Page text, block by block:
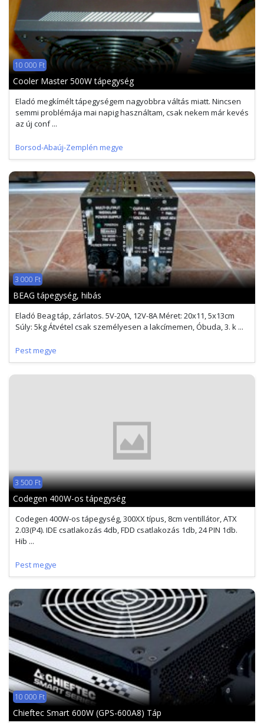
10 000 Ft
Cooler Master 500W tápegység
Eladó megkímélt tápegységem nagyobbra váltás miatt. Nincsen
semmi problémája mai napig használtam, csak nekem már kevés
az új conf ...
Borsod-Abaúj-Zemplén megye
3 000 Ft
BEAG tápegység, hibás
Eladó Beag táp, zárlatos. 5V-20A, 12V-8A Méret: 20x11, 5x13cm
Súly: 5kg Átvétel csak személyesen a lakcímemen, Óbuda, 3. k ...
Pest megye
3 500 Ft
Codegen 400W-os tápegység
Codegen 400W-os tápegység, 300XX típus, 8cm ventillátor, ATX
2.03(P4). IDE csatlakozás 4db, FDD csatlakozás 1db, 24 PIN 1db.
Hib ...
Pest megye
10 000 Ft
Chieftec Smart 600W (GPS-600A8) Táp